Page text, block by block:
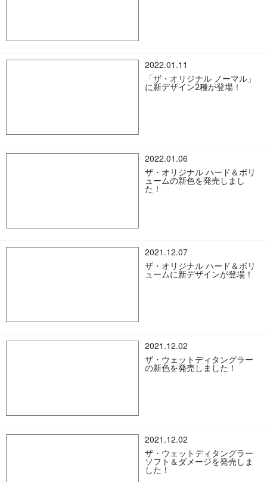
2022.01.11
「ザ・オリジナル ノーマル」
に新デザイン2種が登場！
2022.01.06
ザ・オリジナル ハード＆ボリ
ュームの新色を発売しまし
た！
2021.12.07
ザ・オリジナル ハード＆ボリ
ュームに新デザインが登場！
2021.12.02
ザ・ウェットディタングラー
の新色を発売しました！
2021.12.02
ザ・ウェットディタングラー
ソフト＆ダメージを発売しま
した！